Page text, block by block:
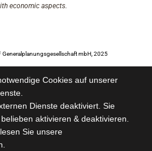
economic aspects.
Generalplanungsgesellschaft mbH, 2025
Cookies auf unserer
Dienste deaktiviert. Sie
aktivieren & deaktivieren.
Sie unsere